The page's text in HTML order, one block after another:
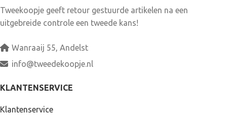
Tweekoopje geeft retour gestuurde artikelen na een
uitgebreide controle een tweede kans!
Wanraaij 55, Andelst
info@tweedekoopje.nl
KLANTENSERVICE
Klantenservice